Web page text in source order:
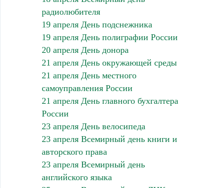
радиолюбителя
19 апреля День подснежника
19 апреля День полиграфии России
20 апреля День донора
21 апреля День окружающей среды
21 апреля День местного
самоуправления России
21 апреля День главного бухгалтера
России
23 апреля День велосипеда
23 апреля Всемирный день книги и
авторского права
23 апреля Всемирный день
английского языка